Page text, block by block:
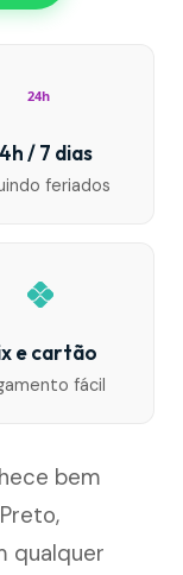
24h
/ 7 dias
feriados
e cartão
fácil
bem
qualquer